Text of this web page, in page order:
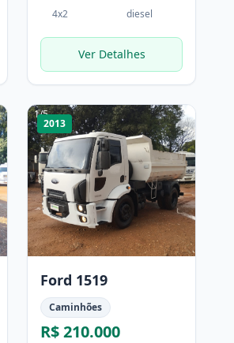
4x2
diesel
Ver Detalhes
1/5
2013
Ford 1519
Caminhões
R$ 210.000